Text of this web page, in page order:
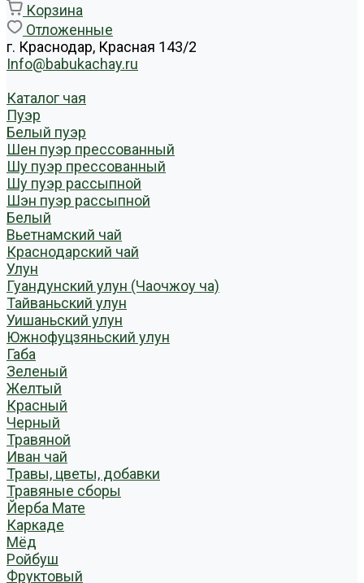
Корзина
Отложенные
г. Краснодар, Красная 143/2
Info@babukachay.ru
Каталог чая
Пуэр
Белый пуэр
Шен пуэр прессованный
Шу пуэр прессованный
Шу пуэр рассыпной
Шэн пуэр рассыпной
Белый
Вьетнамский чай
Краснодарский чай
Улун
Гуандунский улун (Чаочжоу ча)
Тайваньский улун
Уишаньский улун
Южнофуцзяньский улун
Габа
Зеленый
Желтый
Красный
Черный
Травяной
Иван чай
Травы, цветы, добавки
Травяные сборы
Йерба Мате
Каркаде
Мёд
Ройбуш
Фруктовый